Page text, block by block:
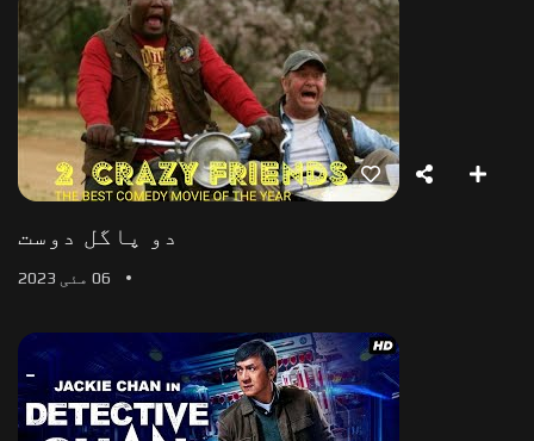
دو پاگل دوست
06 مئی 2023